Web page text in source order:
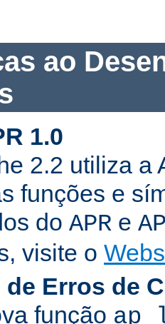
ao
1.0
2.2 utiliza a
funções e
do APR e
visite o
Erros de
função